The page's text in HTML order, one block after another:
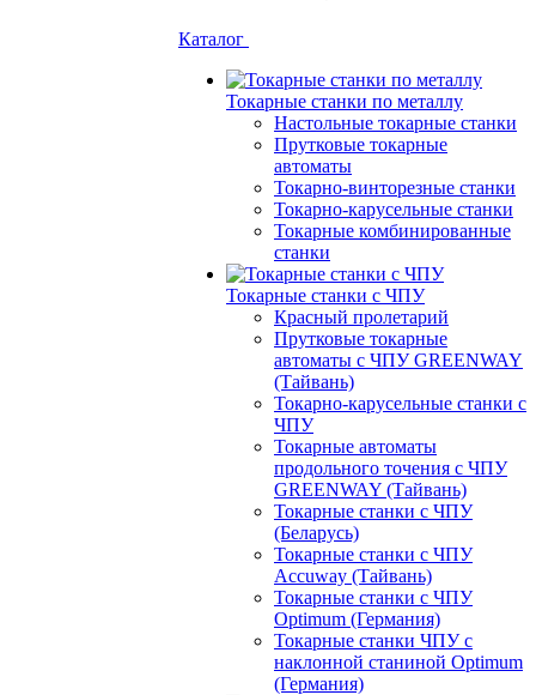
Каталог
Токарные станки по металлу
Настольные токарные станки
Прутковые токарные
автоматы
Токарно-винторезные станки
Токарно-карусельные станки
Токарные комбинированные
станки
Токарные станки с ЧПУ
Красный пролетарий
Прутковые токарные
автоматы с ЧПУ GREENWAY
(Тайвань)
Токарно-карусельные станки с
ЧПУ
Токарные автоматы
продольного точения с ЧПУ
GREENWAY (Тайвань)
Токарные станки с ЧПУ
(Беларусь)
Токарные станки с ЧПУ
Accuway (Тайвань)
Токарные станки с ЧПУ
Optimum (Германия)
Токарные станки ЧПУ с
наклонной станиной Optimum
(Германия)